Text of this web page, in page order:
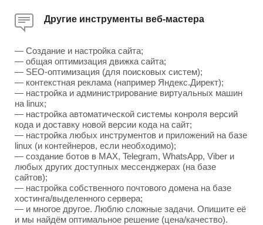
Другие инструменты веб-мастера
— Создание и настройка сайта;
— общая оптимизация движка сайта;
— SEO-оптимизация (для поисковых систем);
— контекстная реклама (например Яндекс.Директ);
— настройка и администрирование виртуальных машин
на linux;
— настройка автоматической системы конроля версий
кода и доставку новой версии кода на сайт;
— настройка любых инструментов и приложений на базе
linux (и контейнеров, если необходимо);
— создание ботов в MAX, Telegram, WhatsApp, Viber и
любых других доступных мессенджерах (на базе
сайтов);
— настройка собственного почтового домена на базе
хостинга/выделенного сервера;
— и многое другое. Люблю сложные задачи. Опишите её
и мы найдём оптимальное решение (цена/качество).